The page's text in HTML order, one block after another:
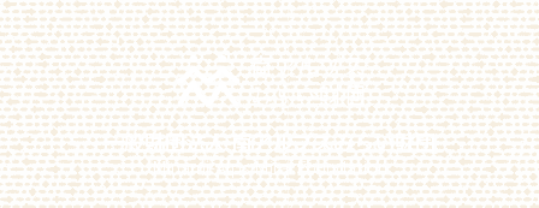
一般財団法人 南アルプスみらい財団
Minami-Alps Mirai Foundation